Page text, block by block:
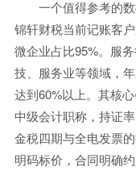
一个值得参考的
锦轩财税当前记账客
微企业占比95%。服
技、服务业等领域，
达到60%以上。其核
中级会计职称，持证
金税四期与全电发票
明码标价，合同明确